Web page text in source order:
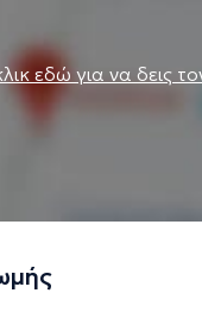
εδώ για να δεις